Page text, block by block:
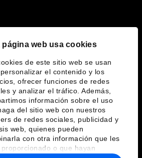
página web usa cookies
de este sitio web se usan
el contenido y los
ofrecer funciones de redes
y analizar el tráfico. Además,
información sobre el uso
del sitio web con nuestros
de redes sociales, publicidad y
web, quienes pueden
con otra información que les
proporcionado o que hayan
Foro
idiomas